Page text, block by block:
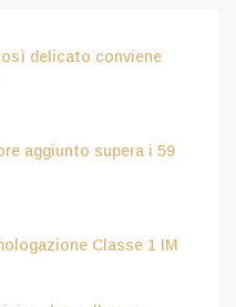
delicato conviene
aggiunto supera i 59
Classe 1 IM